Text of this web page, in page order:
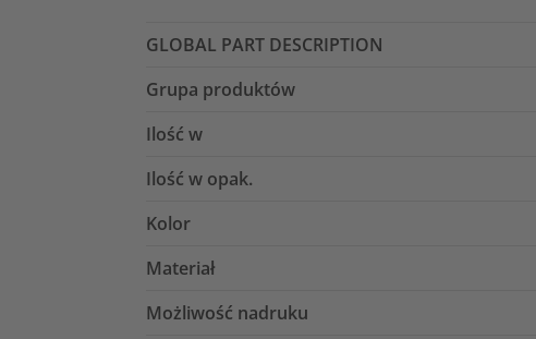
GLOBAL PART DESCRIPTION
Grupa produktów
Ilość w
Ilość w opak.
Kolor
Materiał
Możliwość nadruku